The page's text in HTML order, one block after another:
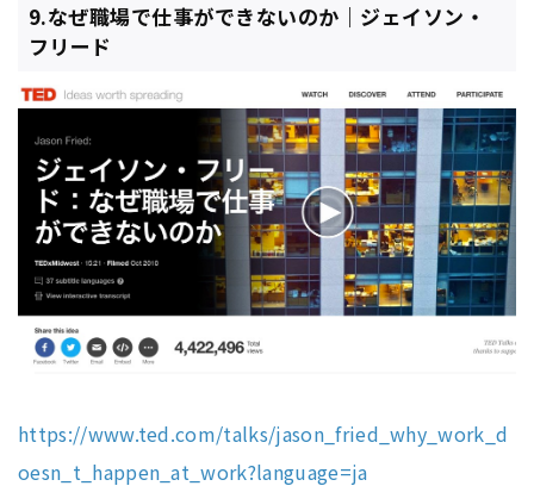
9.なぜ職場で仕事ができないのか｜ジェイソン・
フリード
https://www.ted.com/talks/jason_fried_why_work_d
oesn_t_happen_at_work?language=ja